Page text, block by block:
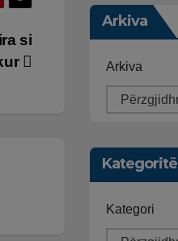
si
Arkiva
Arkiva
Kategoritë
Kategori